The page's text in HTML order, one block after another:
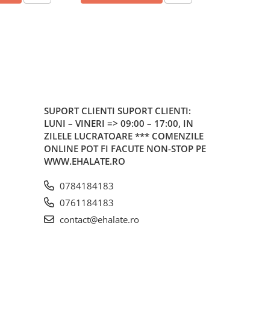
SUPORT CLIENTI SUPORT CLIENTI:
LUNI – VINERI => 09:00 – 17:00, IN
ZILELE LUCRATOARE *** COMENZILE
ONLINE POT FI FACUTE NON-STOP PE
WWW.EHALATE.RO
0784184183
0761184183
contact@ehalate.ro